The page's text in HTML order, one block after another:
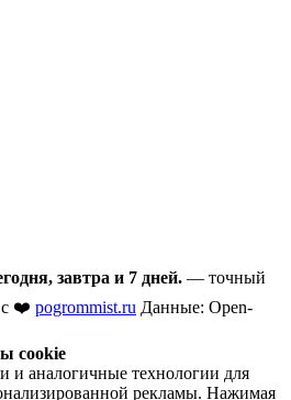
завтра и 7 дней. — точный
с ❤️ pogrommist.ru Данные: Open-
cookie
и аналогичные технологии для
рекламы. Нажимая